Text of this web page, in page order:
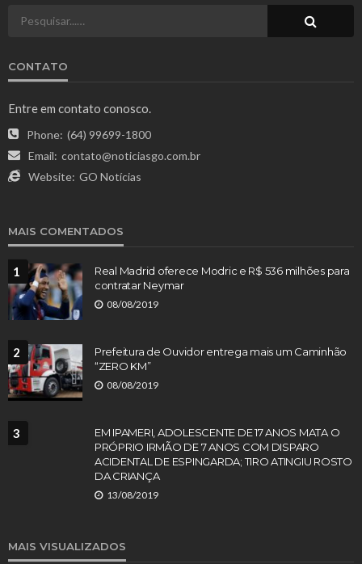
CONTATO
Entre em contato conosco.
Phone: (64) 99699-1800
Email: contato@noticiasgo.com.br
Website: GO Notícias
MAIS COMENTADOS
1
Real Madrid oferece Modric e R$ 536 milhões para
contratar Neymar
08/08/2019
2
Prefeitura de Ouvidor entrega mais um Caminhão
“ZERO KM”
08/08/2019
3
EM IPAMERI, ADOLESCENTE DE 17 ANOS MATA O
PRÓPRIO IRMÃO DE 7 ANOS COM DISPARO
ACIDENTAL DE ESPINGARDA; TIRO ATINGIU ROSTO
DA CRIANÇA
13/08/2019
MAIS VISUALIZADOS